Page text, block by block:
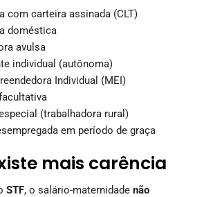
com carteira assinada (CLT)
doméstica
avulsa
individual (autônoma)
Individual (MEI)
(trabalhadora rural)
em período de graça
mais carência
STF, o salário-maternidade não